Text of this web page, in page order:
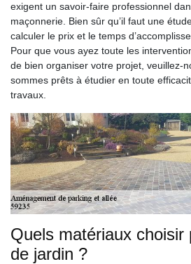
exigent un savoir-faire professionnel
maçonnerie. Bien sûr qu’il faut une
calculer le prix et le temps
Pour que vous ayez toute les
de bien organiser votre projet, veuillez-
sommes prêts à étudier en toute
travaux.
Quels matériaux choisir
de jardin ?